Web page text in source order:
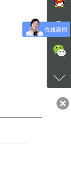
在线
咨询